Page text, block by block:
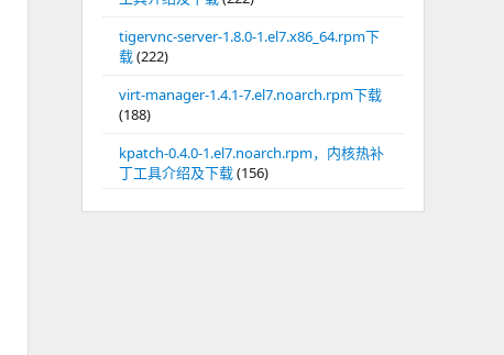
tigervnc-server-1.8.0-1.el7.x86_64.rpm下
载(222)
virt-manager-1.4.1-7.el7.noarch.rpm下载
(188)
kpatch-0.4.0-1.el7.noarch.rpm，内核热补
丁工具介绍及下载(156)